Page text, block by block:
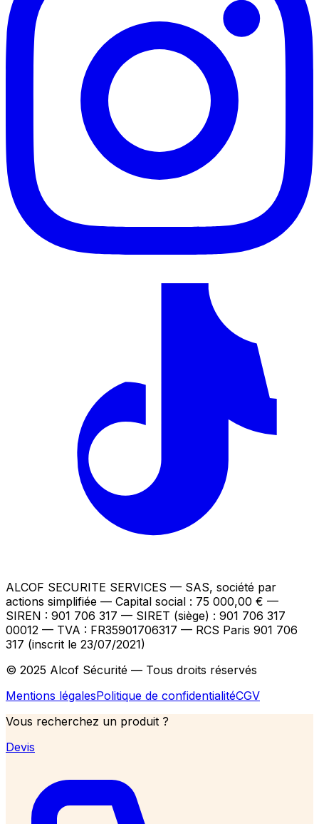
ALCOF SECURITE SERVICES — SAS, société par
actions simplifiée — Capital social : 75 000,00 € —
SIREN : 901 706 317 — SIRET (siège) : 901 706 317
00012 — TVA : FR35901706317 — RCS Paris 901 706
317 (inscrit le 23/07/2021)
© 2025 Alcof Sécurité — Tous droits réservés
Mentions légalesPolitique de confidentialitéCGV
Vous recherchez un produit ?
Devis